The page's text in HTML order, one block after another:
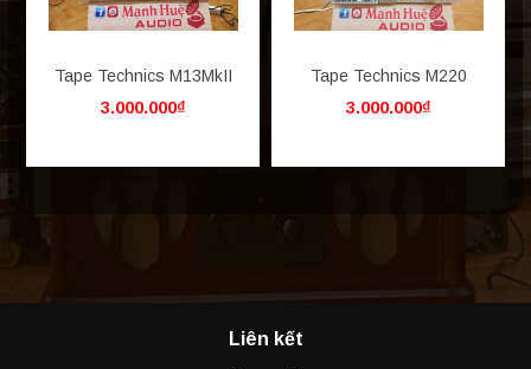
Tape Technics M13MkII
3.000.000₫
Tape Technics M220
3.000.000₫
Liên kết